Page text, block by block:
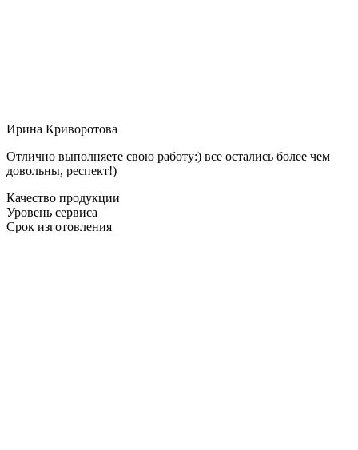
Ирина Криворотова
Отлично выполняете свою работу:) все остались более чем
довольны, респект!)
Качество продукции
Уровень сервиса
Срок изготовления